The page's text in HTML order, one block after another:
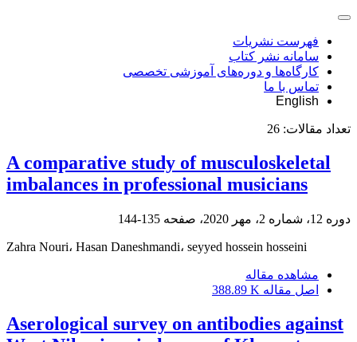
فهرست نشریات
سامانه نشر کتاب
کارگاه‌ها و دوره‌های آموزشی تخصصی
تماس با ما
English
تعداد مقالات: 26
A comparative study of musculoskeletal
imbalances in professional musicians
دوره 12، شماره 2، مهر 2020، صفحه 135-144
Zahra Nouri، Hasan Daneshmandi، seyyed hossein hosseini
مشاهده مقاله
اصل مقاله 388.89 K
Aserological survey on antibodies against